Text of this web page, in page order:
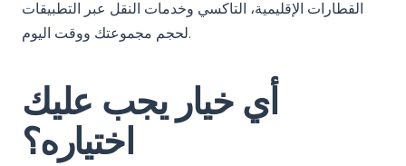
القطارات الإقليمية، التاكسي وخدمات النقل عبر التطبيقات
لحجم مجموعتك ووقت اليوم.
أي خيار يجب عليك
اختياره؟